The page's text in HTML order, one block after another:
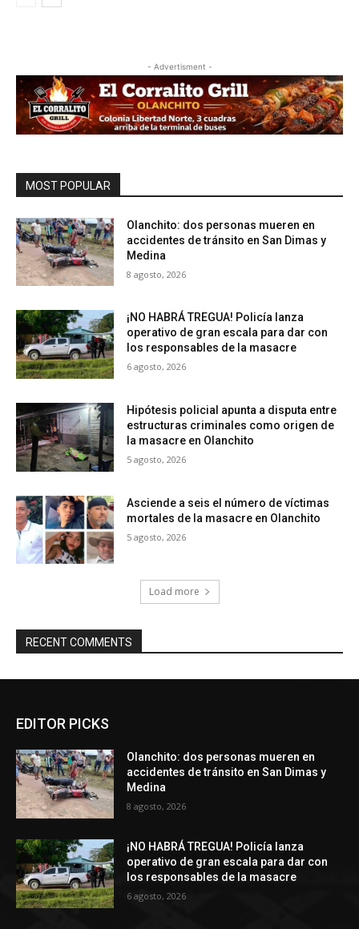
- Advertisment -
MOST POPULAR
Olanchito: dos personas mueren en
accidentes de tránsito en San Dimas y
Medina
8 agosto, 2026
¡NO HABRÁ TREGUA! Policía lanza
operativo de gran escala para dar con
los responsables de la masacre
6 agosto, 2026
Hipótesis policial apunta a disputa entre
estructuras criminales como origen de
la masacre en Olanchito
5 agosto, 2026
Asciende a seis el número de víctimas
mortales de la masacre en Olanchito
5 agosto, 2026
Load more
RECENT COMMENTS
EDITOR PICKS
Olanchito: dos personas mueren en
accidentes de tránsito en San Dimas y
Medina
8 agosto, 2026
¡NO HABRÁ TREGUA! Policía lanza
operativo de gran escala para dar con
los responsables de la masacre
6 agosto, 2026